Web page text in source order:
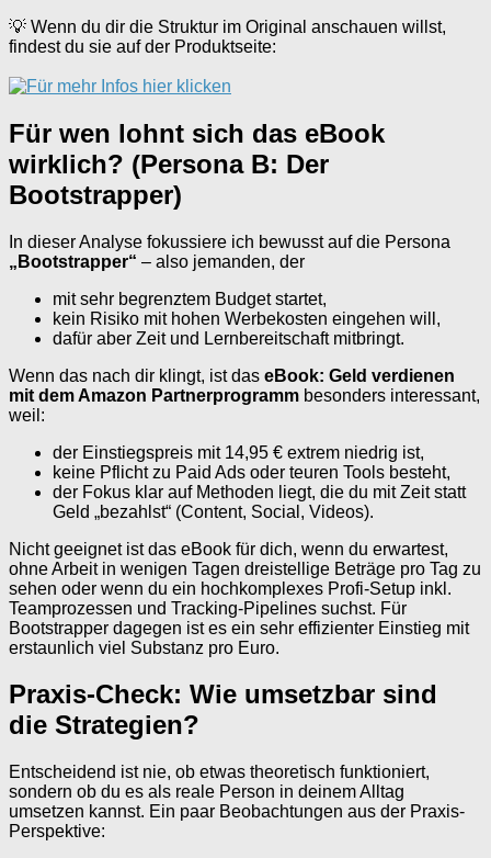
💡 Wenn du dir die Struktur im Original anschauen willst,
findest du sie auf der Produktseite:
Für wen lohnt sich das eBook
wirklich? (Persona B: Der
Bootstrapper)
In dieser Analyse fokussiere ich bewusst auf die Persona
„Bootstrapper“ – also jemanden, der
mit sehr begrenztem Budget startet,
kein Risiko mit hohen Werbekosten eingehen will,
dafür aber Zeit und Lernbereitschaft mitbringt.
Wenn das nach dir klingt, ist das eBook: Geld verdienen
mit dem Amazon Partnerprogramm besonders interessant,
weil:
der Einstiegspreis mit 14,95 € extrem niedrig ist,
keine Pflicht zu Paid Ads oder teuren Tools besteht,
der Fokus klar auf Methoden liegt, die du mit Zeit statt
Geld „bezahlst“ (Content, Social, Videos).
Nicht geeignet ist das eBook für dich, wenn du erwartest,
ohne Arbeit in wenigen Tagen dreistellige Beträge pro Tag zu
sehen oder wenn du ein hochkomplexes Profi-Setup inkl.
Teamprozessen und Tracking-Pipelines suchst. Für
Bootstrapper dagegen ist es ein sehr effizienter Einstieg mit
erstaunlich viel Substanz pro Euro.
Praxis-Check: Wie umsetzbar sind
die Strategien?
Entscheidend ist nie, ob etwas theoretisch funktioniert,
sondern ob du es als reale Person in deinem Alltag
umsetzen kannst. Ein paar Beobachtungen aus der Praxis-
Perspektive: